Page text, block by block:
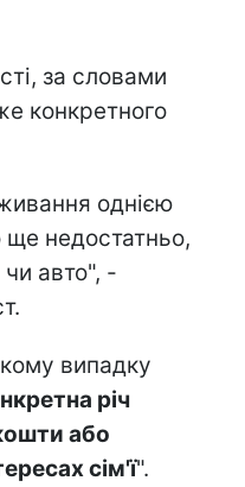
за словами
конкретного
однією
недостатньо,
авто", -
випадку
річ
або
сім'ї".